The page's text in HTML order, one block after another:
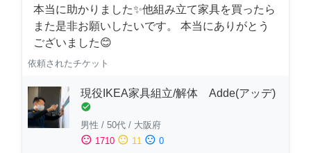
本当に助かりました✨他組み立て家具を買ったら
また是非お願いしたいです。 本当にありがとう
ございました😊
依頼されたチケット
現役IKEA家具組立/解体 Adde(アッデ)
check_circle
男性 / 50代 / 大阪府
sentiment_satisfied 1710 sentiment_neutral 11 sentiment_dissatisfied 0